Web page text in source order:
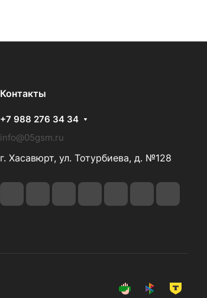
Контакты
+7 988 276 34 34
info@05gsm.ru
г. Хасавюрт, ул. Тотурбиева, д. №128